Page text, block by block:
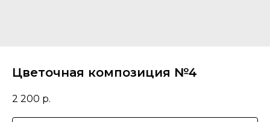
Цветочная композиция №4
2 200 р.